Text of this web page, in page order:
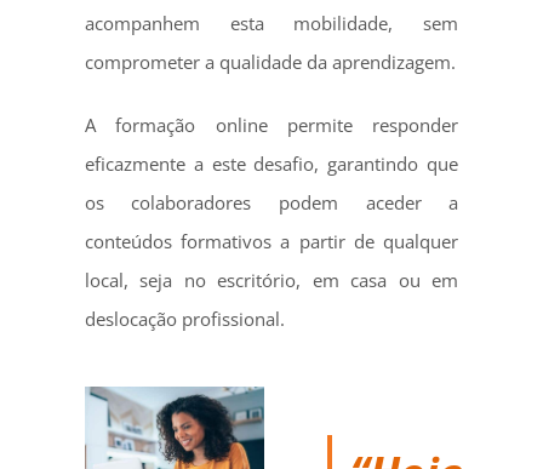
acompanhem esta mobilidade, sem
comprometer a qualidade da aprendizagem.
A formação online permite responder
eficazmente a este desafio, garantindo que
os colaboradores podem aceder a
conteúdos formativos a partir de qualquer
local, seja no escritório, em casa ou em
deslocação profissional.